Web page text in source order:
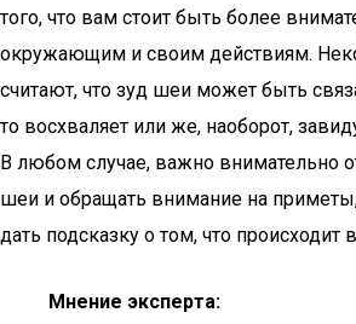
того, что вам стоит быть более
окружающим и своим действиям.
считают, что зуд шеи может быть
то восхваляет или же, наоборот,
В любом случае, важно внимательно
шеи и обращать внимание на
дать подсказку о том, что
Мнение эксперта: